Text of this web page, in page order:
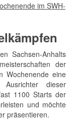
im SWH-
Sachsen-Anhalts
der
Wochenende eine
dieser
1100 Starts der
und möchte
präsentieren.